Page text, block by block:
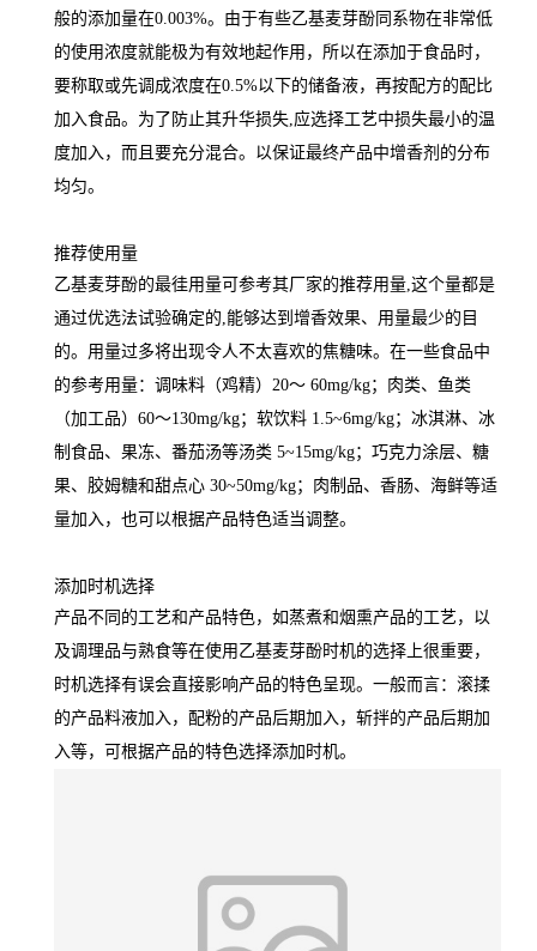
般的添加量在0.003%。由于有些乙基麦芽酚同系物在非常低
的使用浓度就能极为有效地起作用，所以在添加于食品时，
要称取或先调成浓度在0.5%以下的储备液，再按配方的配比
加入食品。为了防止其升华损失,应选择工艺中损失最小的温
度加入，而且要充分混合。以保证最终产品中增香剂的分布
均匀。
推荐使用量
乙基麦芽酚的最徍用量可参考其厂家的推荐用量,这个量都是
通过优选法试验确定的,能够达到增香效果、用量最少的目
的。用量过多将出现令人不太喜欢的焦糖味。在一些食品中
的参考用量：调味料（鸡精）20～ 60mg/kg；肉类、鱼类
（加工品）60～130mg/kg；软饮料 1.5~6mg/kg；冰淇淋、冰
制食品、果冻、番茄汤等汤类 5~15mg/kg；巧克力涂层、糖
果、胶姆糖和甜点心 30~50mg/kg；肉制品、香肠、海鲜等适
量加入，也可以根据产品特色适当调整。
添加时机选择
产品不同的工艺和产品特色，如蒸煮和烟熏产品的工艺，以
及调理品与熟食等在使用乙基麦芽酚时机的选择上很重要，
时机选择有误会直接影响产品的特色呈现。一般而言：滚揉
的产品料液加入，配粉的产品后期加入，斩拌的产品后期加
入等，可根据产品的特色选择添加时机。